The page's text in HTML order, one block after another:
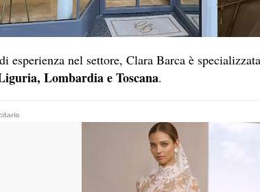
esperienza nel settore, Clara Barca è
Lombardia e Toscana.